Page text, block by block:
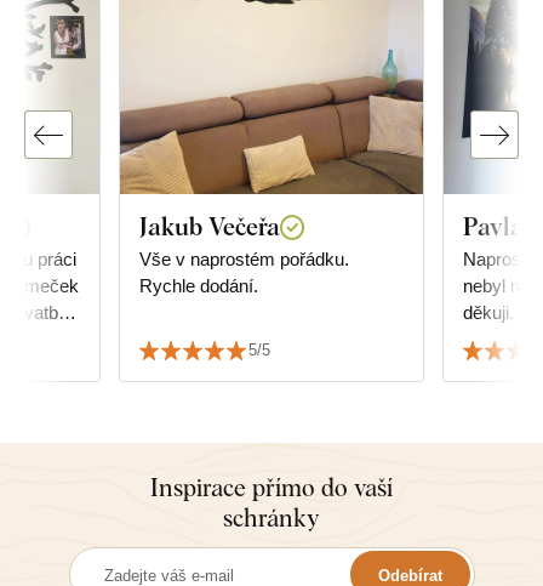
práci
svatby
Jakub Večeřa
Vše v naprostém pořádku.
Rychle dodání.
5/5
Pavla
Naprostá
nebyl
děkuji.
Inspirace přímo do vaší
schránky
Odebírat